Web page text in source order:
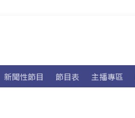
新聞性節目 節目表 主播專區